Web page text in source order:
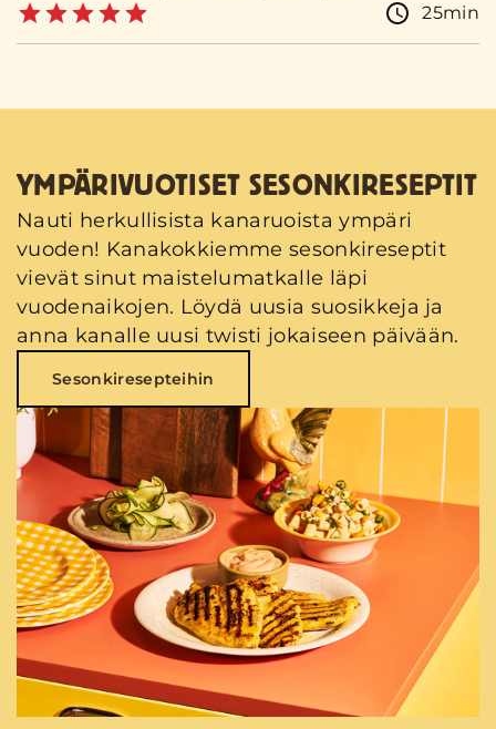
25min
YMPÄRIVUOTISET SESONKIRESEPTIT
Nauti herkullisista kanaruoista ympäri
vuoden! Kanakokkiemme sesonkireseptit
vievät sinut maistelumatkalle läpi
vuodenaikojen. Löydä uusia suosikkeja ja
anna kanalle uusi twisti jokaiseen päivään.
Sesonkiresepteihin